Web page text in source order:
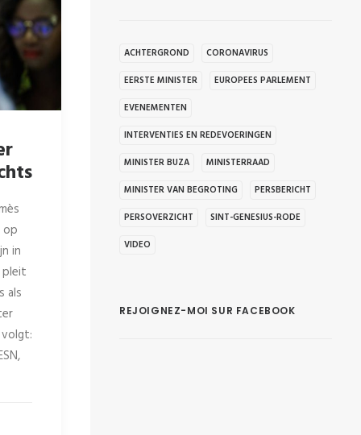
op
in
als
ACHTERGROND
CORONAVIRUS
EERSTE MINISTER
EUROPEES PARLEMENT
EVENEMENTEN
INTERVENTIES EN REDEVOERINGEN
MINISTER BUZA
MINISTERRAAD
MINISTER VAN BEGROTING
PERSBERICHT
PERSOVERZICHT
SINT-GENESIUS-RODE
VIDEO
REJOIGNEZ-MOI SUR FACEBOOK